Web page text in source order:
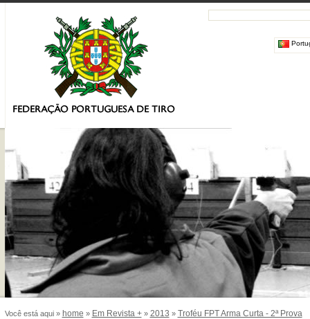
Você está aqui » home » Em Revista +» 2013 » Troféu FPT Arma Curta - 2ª Prova